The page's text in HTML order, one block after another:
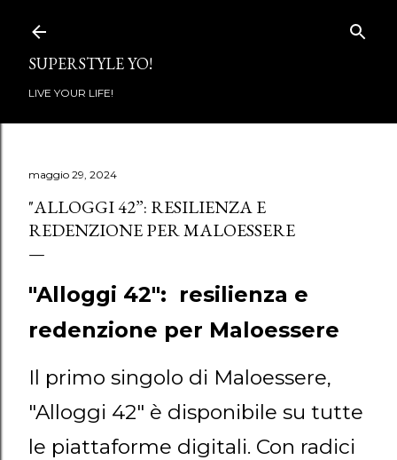
SUPERSTYLE YO!
LIVE YOUR LIFE!
maggio 29, 2024
"ALLOGGI 42”: RESILIENZA E
REDENZIONE PER MALOESSERE
"Alloggi 42": resilienza e
redenzione per Maloessere
Il primo singolo di Maloessere,
"Alloggi 42" è disponibile su tutte
le piattaforme digitali. Con radici